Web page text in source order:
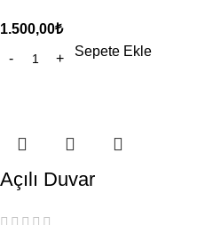
1.500,00₺
Sepete Ekle
Açılı Duvar